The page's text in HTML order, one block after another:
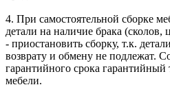
4. При самостоятельной сборке
детали на наличие брака
- приостановить сборку, т.к.
возврату и обмену не подлежат.
гарантийного срока гарантийный
мебели.